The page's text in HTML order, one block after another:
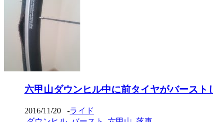
六甲山ダウンヒル中に前タイヤがバースト
2016/11/20 -ライド